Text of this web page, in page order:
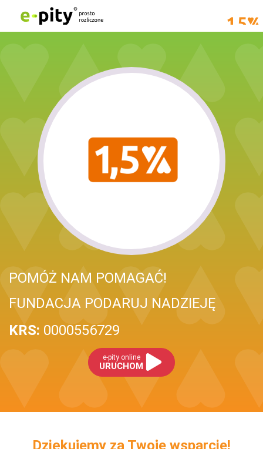
POMÓŻ NAM POMAGAĆ!
FUNDACJA PODARUJ NADZIEJĘ
KRS: 0000556729
e-pity online
URUCHOM
Dziękujemy za Twoje wsparcie!